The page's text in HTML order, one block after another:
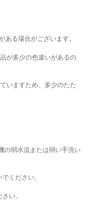
ある場合がございます。
が多少の色違いがあるの
いますため、多少のたた
の弱水流または弱い手洗い
ください。
い。